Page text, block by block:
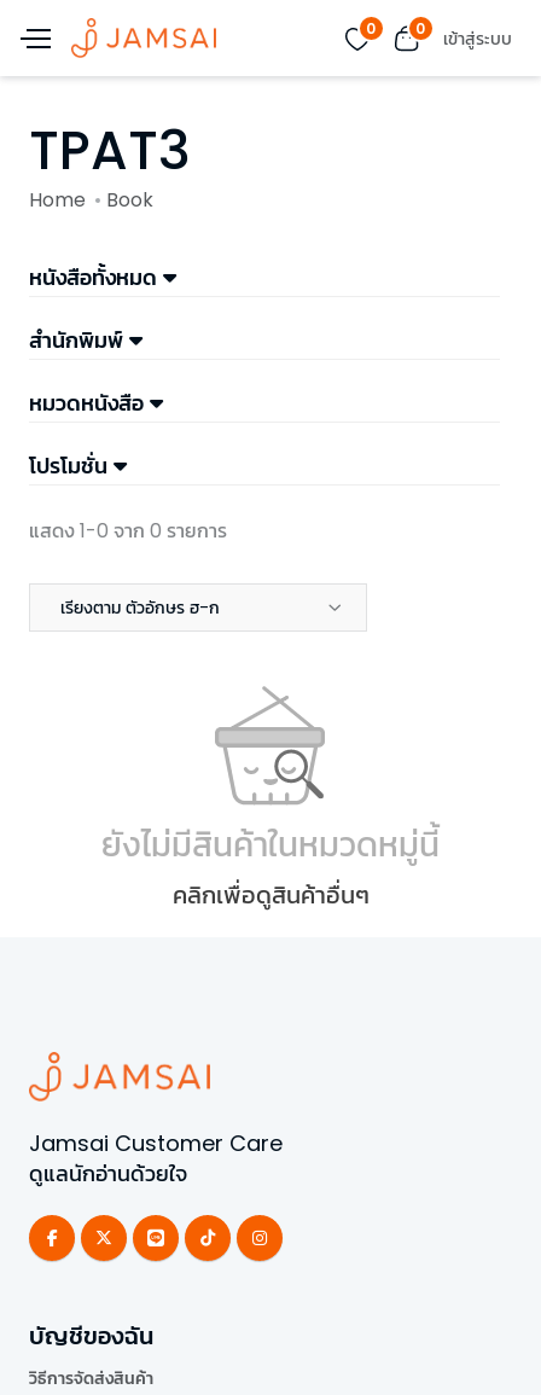
0 0 เข้าสู่ระบบ
TPAT3
Home Book
หนังสือทั้งหมด
สำนักพิมพ์
หมวดหนังสือ
โปรโมชั่น
แสดง 1-0 จาก 0 รายการ
เรียงตาม ตัวอักษร ฮ-ก
ยังไม่มีสินค้าในหมวดหมู่นี้
คลิกเพื่อดูสินค้าอื่นๆ
Jamsai Customer Care
ดูแลนักอ่านด้วยใจ
บัญชีของฉัน
วิธีการจัดส่งสินค้า